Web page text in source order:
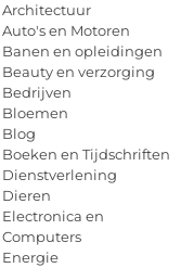
Architectuur
Auto's en Motoren
Banen en opleidingen
Beauty en verzorging
Bedrijven
Bloemen
Blog
Boeken en Tijdschriften
Dienstverlening
Dieren
Electronica en
Computers
Energie